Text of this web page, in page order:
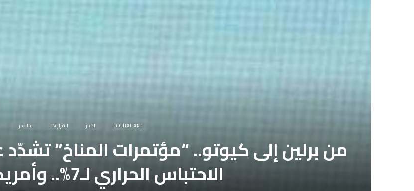
DIGITAL ART اخبار القرار TV سلايدر
من برلين إلى كيوتو.. “مؤتمرات المناخ”
الاحتباس الحراري لـ7%.. وأمريكا ترفض